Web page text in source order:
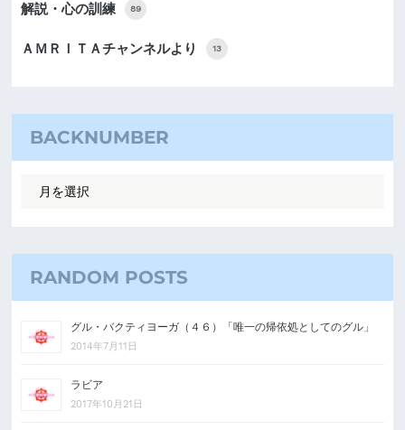
解説・心の訓練 89
ＡＭＲＩＴＡチャンネルより 13
BACKNUMBER
RANDOM POSTS
グル・バクティヨーガ（４６）「唯一の帰依処としてのグル」
2014年7月11日
ラビア
2017年10月21日